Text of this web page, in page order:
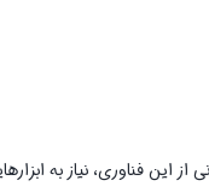
این فناوری، نیاز به